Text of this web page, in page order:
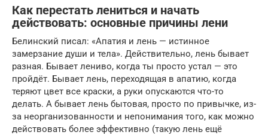
Как перестать лениться и начать
действовать: основные причины лени
Белинский писал: «Апатия и лень — истинное
замерзание души и тела». Действительно, лень бывает
разная. Бывает лениво, когда ты просто устал — это
пройдёт. Бывает лень, переходящая в апатию, когда
теряют цвет все краски, а руки опускаются что-то
делать. А бывает лень бытовая, просто по привычке, из-
за неорганизованности и непонимания того, как можно
действовать более эффективно (такую лень ещё